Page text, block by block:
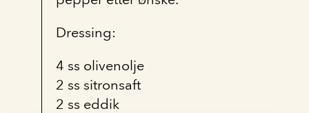
Dressing:
4 ss olivenolje
2 ss sitronsaft
2 ss eddik